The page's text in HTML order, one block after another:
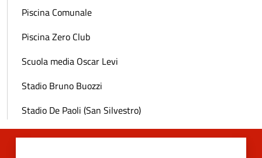
Piscina Comunale
Piscina Zero Club
Scuola media Oscar Levi
Stadio Bruno Buozzi
Stadio De Paoli (San Silvestro)